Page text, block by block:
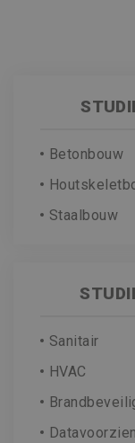
Betonbouw
Staalbouw
Sanitair
HVAC